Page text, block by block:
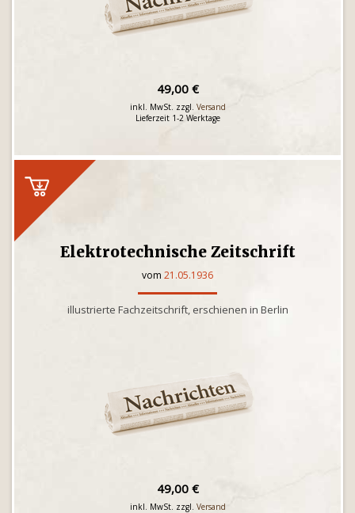
49,00 €
inkl. MwSt. zzgl. Versand
Lieferzeit 1-2 Werktage
Elektrotechnische Zeitschrift
vom 21.05.1936
illustrierte Fachzeitschrift, erschienen in Berlin
49,00 €
inkl. MwSt. zzgl. Versand